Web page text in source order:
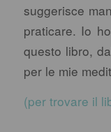
suggerisce
praticare. Io
questo libro,
per le mie
(per trovare il